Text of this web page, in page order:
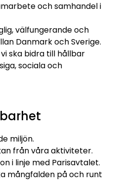
och samhandel i
välfungerande och
Danmark och Sverige.
ska bidra till hållbar
sociala och
miljön.
från våra aktiviteter.
i linje med Parisavtalet.
mångfalden på och runt